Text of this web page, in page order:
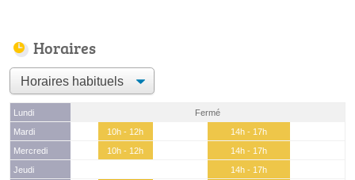
Horaires
Lundi
Fermé
Mardi
10h - 12h
14h - 17h
Mercredi
10h - 12h
14h - 17h
Jeudi
14h - 17h